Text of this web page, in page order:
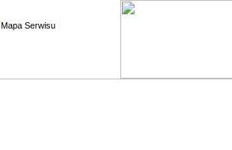
Mapa Serwisu